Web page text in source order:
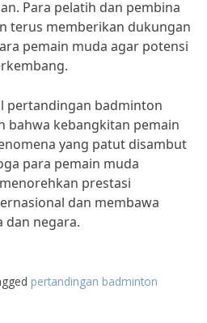
Para pelatih dan pembina
terus memberikan dukungan
pemain muda agar potensi
pertandingan badminton
bahwa kebangkitan pemain
yang patut disambut
para pemain muda
prestasi
dan membawa
dan negara.
pertandingan badminton